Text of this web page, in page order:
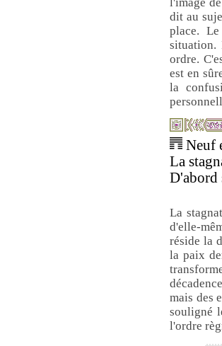
dit au
place.
situation.
ordre.
est en
la
Neuf
La
D'abord
La
d'elle-
réside la
la paix
mais des
souligné
l'ordre